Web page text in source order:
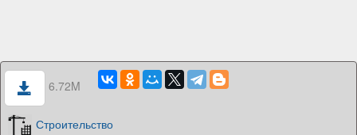
6.72M
Строительство